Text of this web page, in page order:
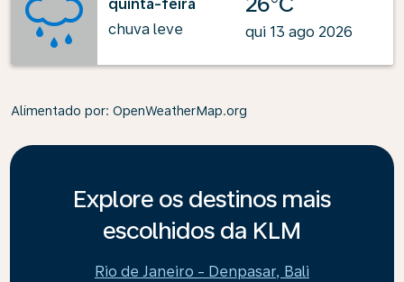
quinta-feira
chuva leve
qui 13 ago 2026
Alimentado por: OpenWeatherMap.org
Explore os destinos mais
escolhidos da KLM
Rio de Janeiro - Denpasar, Bali